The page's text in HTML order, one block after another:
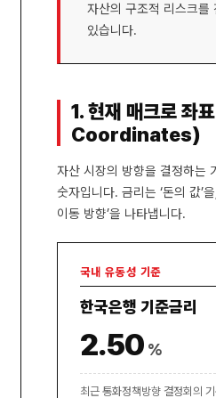
자산의 구조적 리스크를
있습니다.
1. 현재 매크로 좌
Coordinates)
자산 시장의 방향을 결정하는
숫자입니다. 금리는 ‘돈의 값’
이동 방향’을 나타냅니다.
국내 유동성 기준
한국은행 기준금리
2.50 %
최근 통화정책방향 결정회의